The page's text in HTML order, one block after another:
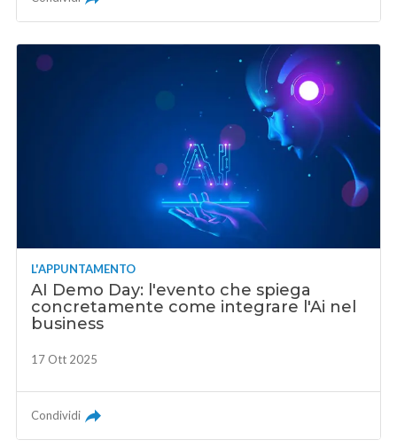
L'APPUNTAMENTO
AI Demo Day: l'evento che spiega
concretamente come integrare l'Ai nel
business
17 Ott 2025
Condividi